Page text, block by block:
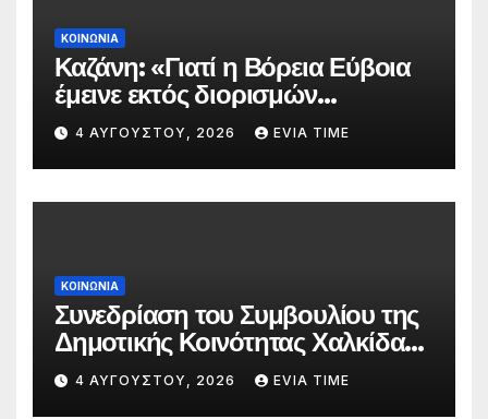
ΚΟΙΝΩΝΙΑ
Καζάνη: «Γιατί η Βόρεια Εύβοια
έμεινε εκτός διορισμών
δασκάλων;»
4 ΑΥΓΟΎΣΤΟΥ, 2026 EVIA TIME
ΚΟΙΝΩΝΙΑ
Συνεδρίαση του Συμβουλίου της
Δημοτικής Κοινότητας Χαλκίδας
την 5 Αυγούστου
4 ΑΥΓΟΎΣΤΟΥ, 2026 EVIA TIME